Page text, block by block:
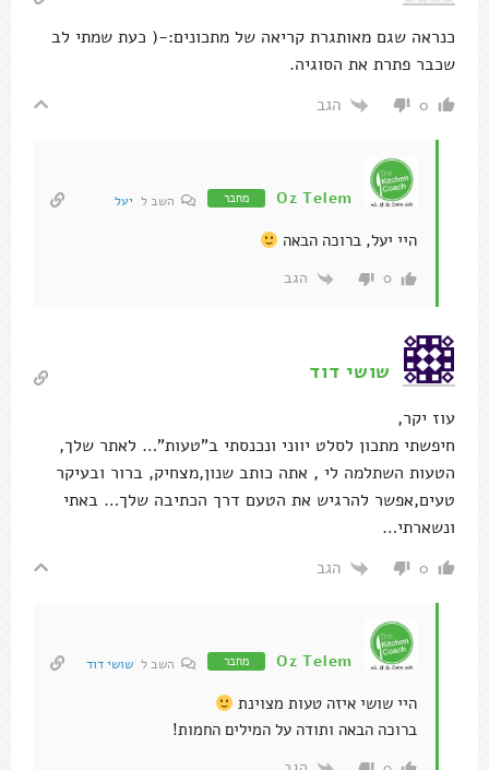
כנראה שגם מאותגרת קריאה של מתכונים:-( כעת שמתי לב
שכבר פתרת את הסוגיה.
0 הגב
Oz Telem מחבר השב ל יעל
היי יעל, ברוכה הבאה
0 הגב
שושי דוד
עוז יקר,
חיפשתי מתכון לסלט יווני ונכנסתי ב"טעות"… לאתר שלך,
הטעות השתלמה לי , אתה כותב שנון,מצחיק, ברור ובעיקר
טעים,אפשר להרגיש את הטעם דרך הכתיבה שלך… באתי
ונשארתי…
0 הגב
Oz Telem מחבר השב ל שושי דוד
היי שושי איזה טעות מצוינת
ברוכה הבאה ותודה על המילים החמות!